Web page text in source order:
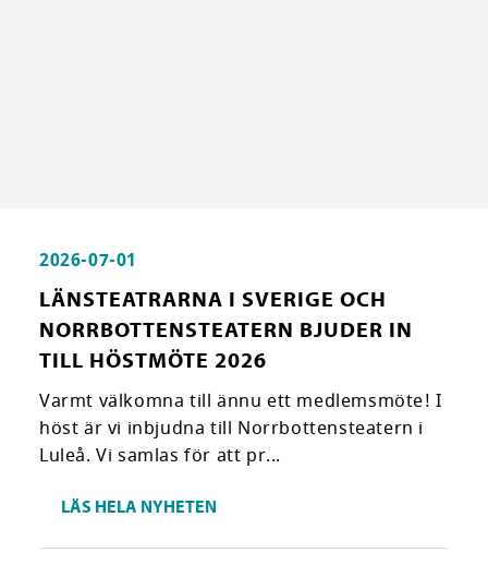
2026-07-01
LÄNSTEATRARNA I SVERIGE OCH
NORRBOTTENSTEATERN BJUDER IN
TILL HÖSTMÖTE 2026
Varmt välkomna till ännu ett medlemsmöte! I
höst är vi inbjudna till Norrbottensteatern i
Luleå. Vi samlas för att pr...
LÄS HELA NYHETEN